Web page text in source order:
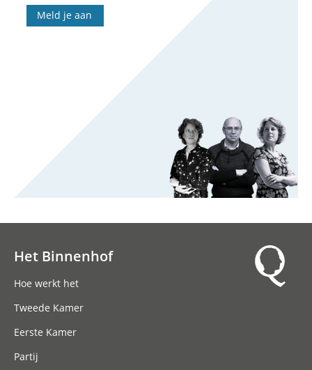
Meld je aan
Het Binnenhof
Hoe werkt het
Tweede Kamer
Eerste Kamer
Partij